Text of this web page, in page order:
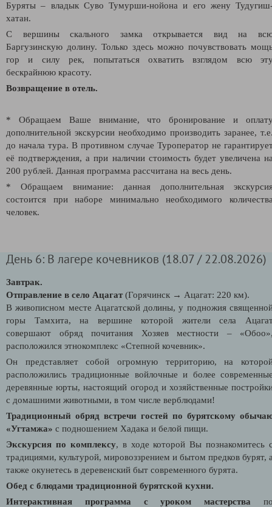
Буряты – владык Суво Тумурши-нойона и его жену
хатан.
С вершины скального замка открывается вид на
Баргузинскую долину. Только здесь можнопочувствовать
гор и силу рек, попытаться охватить взглядом всю
бескрайнюю красоту.
Возвращение в отель.
* Обращаем Ваше внимание, что бронирование и
дополнительной экскурсии необходимо производить заранее,
до начала тура. В противном случае Туроператор не
её подтверждения, а при наличии стоимость будет увеличена
200 рублей. Данная программа рассчитана на весь день.
* Обращаем внимание: данная дополнительная
состоится при наборе минимально необходимого
человек.
День 6: В лагере кочевников (18.07 / 22.08.2026)
Завтрак.
Отправление в село Ацагат(Горячинск → Ацагат: 220 км).
В живописном месте Ацагатской долины, у подножия
горы Тамхита, на вершине которой жители села
совершают обряд почитания Хозяев местности –
расположился этнокомплекс «Степной кочевник».
Он представляет собой огромную территорию, на
расположились традиционные войлочные и более
деревянные юрты, настоящий огород и хозяйственные
с домашними животными, в том числе верблюдами!
Традиционный обряд встречи гостей по бурятскому
«Угтамжа» с подношением Хадака и белой пищи.
Экскурсия по комплексу, в ходе которой Вы познакомитесь
традициями, культурой, мировоззрением и бытом предков бурят,
также окунетесь в деревенский быт современного бурята.
Обед с блюдами традиционной бурятской кухни.
Интерактивная программа с уроком мастерства